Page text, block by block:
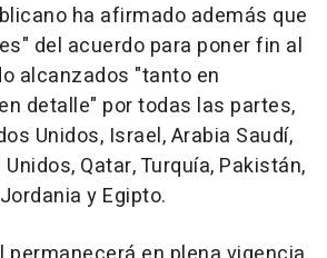
ha afirmado además que
del acuerdo para poner fin al
alcanzados "tanto en
detalle" por todas las partes,
Unidos, Israel, Arabia Saudí,
Qatar, Turquía, Pakistán,
y Egipto.